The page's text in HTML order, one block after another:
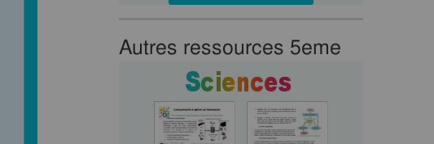
Autres ressources 5eme